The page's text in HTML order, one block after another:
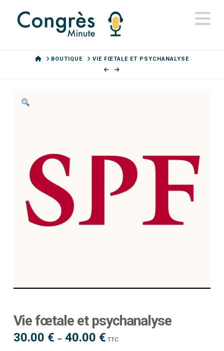
HOMEBOUTIQUE VIE FŒTALE ET PSYCHANALYSE
Vie fœtale et psychanalyse
30.00 € – 40.00 €Plage
de
TTC